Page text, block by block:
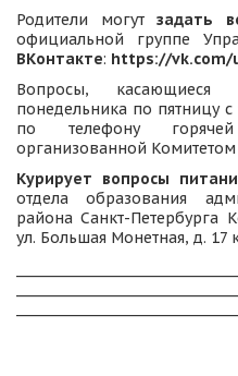
Родители могутзадать
официальной группе
ВКонтакте: https://vk.com/
Вопросы, касающиеся
понедельника по пятницу
по телефону
организованной
Курирует вопросы
отдела образования
района Санкт-Петербурга
ул. Большая Монетная, д. 17